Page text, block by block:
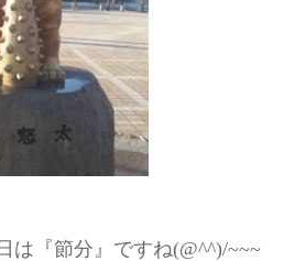
は『節分』ですね(@^^)/~~~